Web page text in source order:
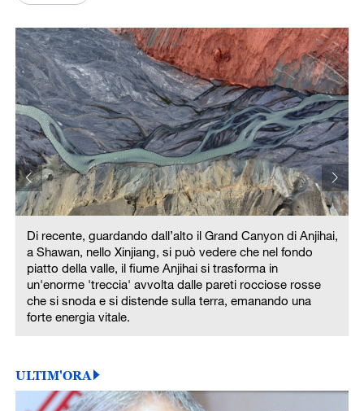
Di recente, guardando dall’alto il Grand Canyon di Anjihai,
a Shawan, nello Xinjiang, si può vedere che nel fondo
piatto della valle, il fiume Anjihai si trasforma in
un'enorme 'treccia' avvolta dalle pareti rocciose rosse
che si snoda e si distende sulla terra, emanando una
forte energia vitale.
ULTIM'ORA